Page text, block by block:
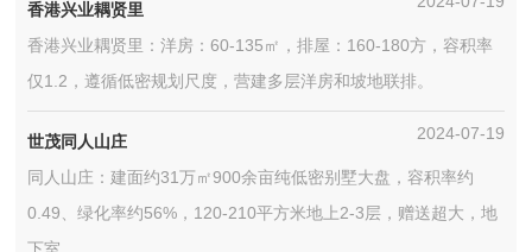
香港兴业耦贤里
香港兴业耦贤里：洋房：60-135㎡，排屋：160-180方，容积率
仅1.2，遵循低密规划尺度，营建多层洋房和坡地联排。
世茂同人山庄 2024-07-19
同人山庄：建面约31万㎡900余亩纯低密别墅大盘，容积率约
0.49、绿化率约56%，120-210平方米地上2-3层，赠送超大，地